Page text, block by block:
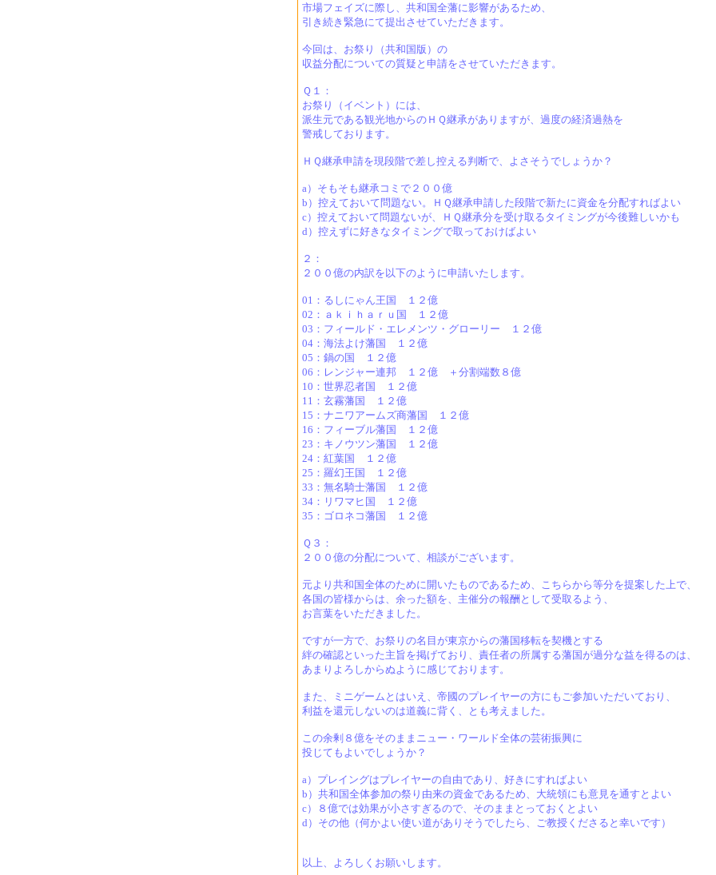
市場フェイズに際し、共和国全藩に影響があるため、
引き続き緊急にて提出させていただきます。
今回は、お祭り（共和国版）の
収益分配についての質疑と申請をさせていただきます。
Ｑ１：
お祭り（イベント）には、
派生元である観光地からのＨＱ継承がありますが、過度の経済過熱を
警戒しております。
ＨＱ継承申請を現段階で差し控える判断で、よさそうでしょうか？
a）そもそも継承コミで２００億
b）控えておいて問題ない。ＨＱ継承申請した段階で新たに資金を分配すればよい
c）控えておいて問題ないが、ＨＱ継承分を受け取るタイミングが今後難しいかも
d）控えずに好きなタイミングで取っておけばよい
２：
２００億の内訳を以下のように申請いたします。
01：るしにゃん王国 １２億
02：ａｋｉｈａｒｕ国 １２億
03：フィールド・エレメンツ・グローリー １２億
04：海法よけ藩国 １２億
05：鍋の国 １２億
06：レンジャー連邦 １２億 ＋分割端数８億
10：世界忍者国 １２億
11：玄霧藩国 １２億
15：ナニワアームズ商藩国 １２億
16：フィーブル藩国 １２億
23：キノウツン藩国 １２億
24：紅葉国 １２億
25：羅幻王国 １２億
33：無名騎士藩国 １２億
34：リワマヒ国 １２億
35：ゴロネコ藩国 １２億
Ｑ３：
２００億の分配について、相談がございます。
元より共和国全体のために開いたものであるため、こちらから等分を提案した上で、
各国の皆様からは、余った額を、主催分の報酬として受取るよう、
お言葉をいただきました。
ですが一方で、お祭りの名目が東京からの藩国移転を契機とする
絆の確認といった主旨を掲げており、責任者の所属する藩国が過分な益を得るのは、
あまりよろしからぬように感じております。
また、ミニゲームとはいえ、帝國のプレイヤーの方にもご参加いただいており、
利益を還元しないのは道義に背く、とも考えました。
この余剰８億をそのままニュー・ワールド全体の芸術振興に
投じてもよいでしょうか？
a）プレイングはプレイヤーの自由であり、好きにすればよい
b）共和国全体参加の祭り由来の資金であるため、大統領にも意見を通すとよい
c）８億では効果が小さすぎるので、そのままとっておくとよい
d）その他（何かよい使い道がありそうでしたら、ご教授くださると幸いです）
以上、よろしくお願いします。